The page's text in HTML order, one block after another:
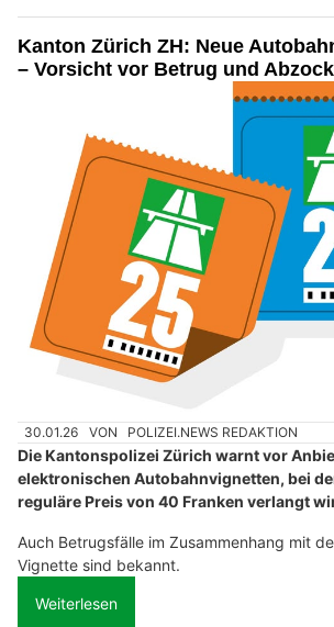
Kanton Zürich ZH: Neue
– Vorsicht vor Betrug und
30.01.26 VON POLIZEI.NEWS REDAKTION
Die Kantonspolizei Zürich warnt vor
elektronischen Autobahnvignetten, bei
reguläre Preis von 40 Franken verlangt
Auch Betrugsfälle im Zusammenhang mit
Vignette sind bekannt.
Weiterlesen